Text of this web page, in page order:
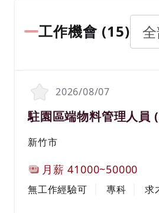
工作機會 (15)
2026/08/07
職務名稱(職業類別)
駐園區端物料管理人員
新竹市
月薪 41000~50000
無工作經驗可 專科 求